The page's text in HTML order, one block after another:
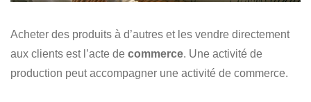
Acheter des produits à d’autres et les vendre directement
aux clients est l’acte de commerce. Une activité de
production peut accompagner une activité de commerce.